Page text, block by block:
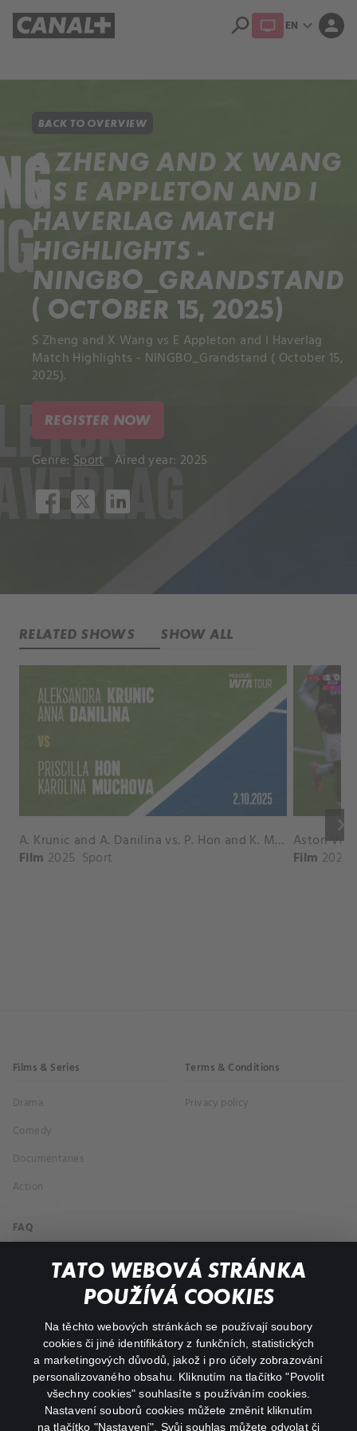
TATO WEBOVÁ STRÁNKA
POUŽÍVÁ COOKIES
Na těchto webových stránkách se používají soubory
cookies či jiné identifikátory z funkčních, statistických
a marketingových důvodů, jakož i pro účely zobrazování
personalizovaného obsahu. Kliknutím na tlačítko "Povolit
všechny cookies" souhlasíte s používáním cookies.
Nastavení souborů cookies můžete změnit kliknutím
na tlačítko "Nastavení". Svůj souhlas můžete odvolat či
search EN expand_more person
BACK TO OVERVIEW
S ZHENG AND X WANG
VS E APPLETON AND I
HAVERLAG MATCH
HIGHLIGHTS -
NINGBO_GRANDSTAND
( OCTOBER 15, 2025)
S Zheng and X Wang vs E Appleton and I Haverlag
Match Highlights - NINGBO_Grandstand ( October 15,
2025).
REGISTER NOW
Genre: Sport Aired year: 2025
RELATED SHOWS SHOW ALL
keyboard_arrow_right
A. Krunic and A. Danilina vs. P. Hon and K. Muchova Match Highlights - BEIJING_Capital Group Diamond ( October 02, 2025)
Film 2025 Sport Film 2026
Films & Series
Drama
Comedy
Documentaries
Action
Terms & Conditions
Privacy policy
FAQ
My profile
facebookinstagram
youtube